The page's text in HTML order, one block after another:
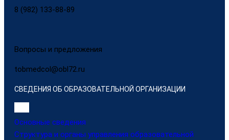
8 (982) 133-88-89
Вопросы и предложения
tobmedcol@obl72.ru
СВЕДЕНИЯ ОБ ОБРАЗОВАТЕЛЬНОЙ ОРГАНИЗАЦИИ
Основные сведения
Структура и органы управления образовательной